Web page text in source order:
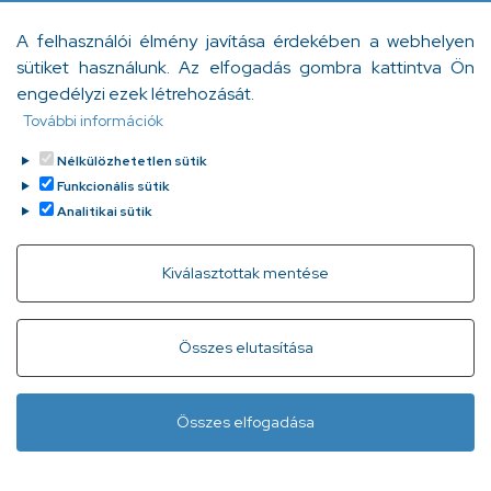
A felhasználói élmény javítása érdekében a webhelyen
sütiket használunk. Az elfogadás gombra kattintva Ön
engedélyzi ezek létrehozását.
További információk
Nélkülözhetetlen sütik
Funkcionális sütik
Analitikai sütik
Kiválasztottak mentése
Összes elutasítása
Withdraw consent
Összes elfogadása
Az iskolai bántalmazásról szóló online felmérések során
kiderült, hogy sokan mind az áldozat, mind pedig az
elkövető szerepében voltak már.
2023. július 19.
Gyorslinkek
Adatvédelem Kapcsolat
+ 36 1 296 2556(normál díjas, 8:00-20:00 között
hívható)